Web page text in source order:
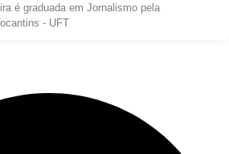
é graduada em Jornalismo pela
- UFT